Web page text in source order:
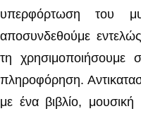
υπερφόρτωση του
αποσυνδεθούμε
τη χρησιμοποιήσουμε
πληροφόρηση.
με ένα βιβλίο,